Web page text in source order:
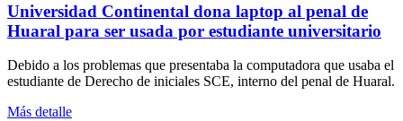
Universidad Continental dona laptop al penal de
Huaral para ser usada por estudiante universitario
Debido a los problemas que presentaba la computadora que usaba el
estudiante de Derecho de iniciales SCE, interno del penal de Huaral.
Más detalle